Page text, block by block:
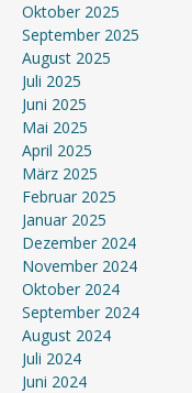
Oktober 2025
September 2025
August 2025
Juli 2025
Juni 2025
Mai 2025
April 2025
März 2025
Februar 2025
Januar 2025
Dezember 2024
November 2024
Oktober 2024
September 2024
August 2024
Juli 2024
Juni 2024